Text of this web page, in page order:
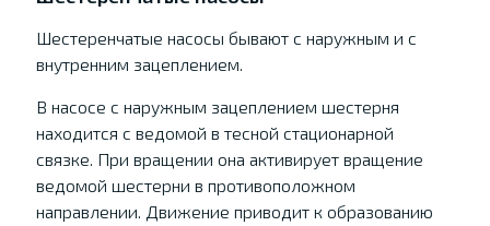
Шестеренчатые насосы бывают с наружным и с
внутренним зацеплением.
В насосе с наружным зацеплением шестерня
находится с ведомой в тесной стационарной
связке. При вращении она активирует вращение
ведомой шестерни в противоположном
направлении. Движение приводит к образованию